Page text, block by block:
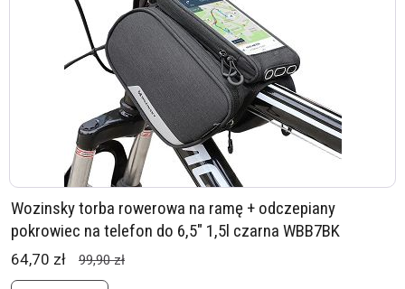
Wozinsky torba rowerowa na ramę + odczepiany
pokrowiec na telefon do 6,5" 1,5l czarna WBB7BK
64,70 zł 99,90 zł